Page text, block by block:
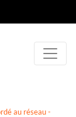
au réseau -